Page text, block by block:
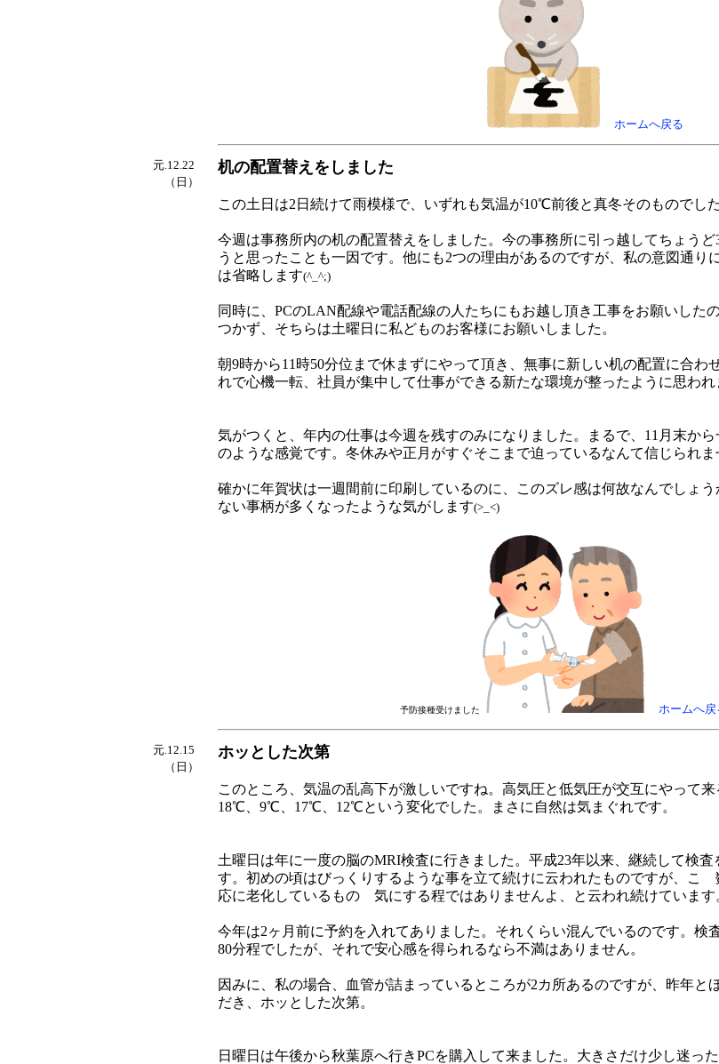
ホームへ戻る
元.12.22
（日）
机の配置替えをしました
この土日は2日続けて雨模様で、いずれも気温が10℃前後と真冬そのものでした
今週は事務所内の机の配置替えをしました。今の事務所に引っ越してちょう
うと思ったことも一因です。他にも2つの理由があるのですが、私の意図通り
は省略します(^_^;)
同時に、PCのLAN配線や電話配線の人たちにもお越し頂き工事をお願いした
つかず、そちらは土曜日に私どものお客様にお願いしました。
朝9時から11時50分位まで休まずにやって頂き、無事に新しい机の配置に合わ
れで心機一転、社員が集中して仕事ができる新たな環境が整ったように思われ
気がつくと、年内の仕事は今週を残すのみになりました。まるで、11月末か
のような感覚です。冬休みや正月がすぐそこまで迫っているなんて信じられま
確かに年賀状は一週間前に印刷しているのに、このズレ感は何故なんでしょ
ない事柄が多くなったような気がします(>_<)
予防接種受けました ホームへ戻
元.12.15
（日）
ホッとした次第
このところ、気温の乱高下が激しいですね。高気圧と低気圧が交互にやって来
18℃、9℃、17℃、12℃という変化でした。まさに自然は気まぐれです。
土曜日は年に一度の脳のMRI検査に行きました。平成23年以来、継続して検
す。初めの頃はびっくりするような事を立て続けに云われたものですが、こ
応に老化しているものゝ気にする程ではありませんよ、と云われ続けています
今年は2ヶ月前に予約を入れてありました。それくらい混んでいるのです。検
80分程でしたが、それで安心感を得られるなら不満はありません。
因みに、私の場合、血管が詰まっているところが2カ所あるのですが、昨年と
だき、ホッとした次第。
日曜日は午後から秋葉原へ行きPCを購入して来ました。大きさだけ少し迷っ